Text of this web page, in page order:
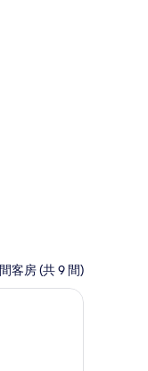
客房 (共 9 間)
雙人床 | 遮光布/窗簾、熨